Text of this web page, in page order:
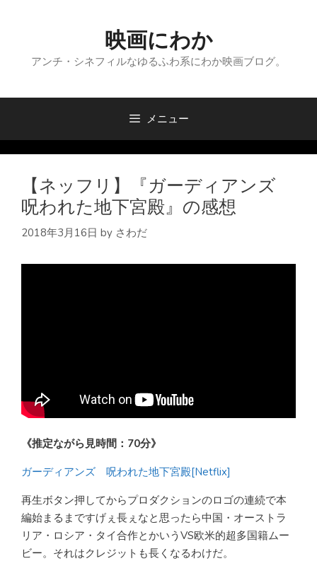
へ
映画にわか
アンチ・シネフィルなゆるふわ系にわか映画ブログ。
メニュー
【ネッフリ】『ガーディアンズ
呪われた地下宮殿』の感想
2018年3月16日 by さわだ
《推定ながら見時間：70分》
ガーディアンズ 呪われた地下宮殿[Netflix]
再生ボタン押してからプロダクションのロゴの連続で本
編始まるまですげぇ長ぇなと思ったら中国・オーストラ
リア・ロシア・タイ合作とかいうVS欧米的超多国籍ムー
ビー。それはクレジットも長くなるわけだ。